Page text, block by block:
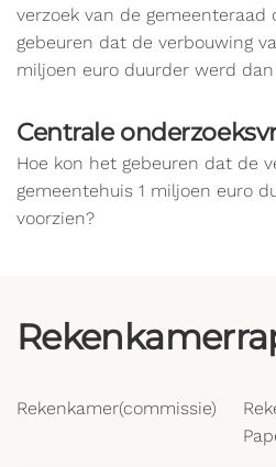
verzoek van de
gebeuren dat de verbouwing
miljoen euro duurder werd
Centrale
Hoe kon het gebeuren dat de
gemeentehuis 1 miljoen euro
voorzien?
Rekenkamer(commissie)